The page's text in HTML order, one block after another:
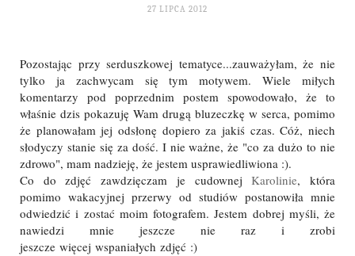
27 LIPCA 2012
Pozostając przy serduszkowej tematyce...zauważyłam, że nie
tylko ja zachwycam się tym motywem. Wiele miłych
komentarzy pod poprzednim postem spowodowało, że to
właśnie dzis pokazuję Wam drugą bluzeczkę w serca, pomimo
że planowałam jej odsłonę dopiero za jakiś czas. Cóż, niech
słodyczy stanie się za dość. I nie ważne, że "co za dużo to nie
zdrowo", mam nadzieję, że jestem usprawiedliwiona :).
Co do zdjęć zawdzięczam je cudownejKarolinie, która
pomimo wakacyjnej przerwy od studiów postanowiła mnie
odwiedzić i zostać moim fotografem. Jestem dobrej myśli, że
nawiedzi mnie jeszcze nie raz i zrobi
jeszcze więcej wspaniałych zdjęć :)